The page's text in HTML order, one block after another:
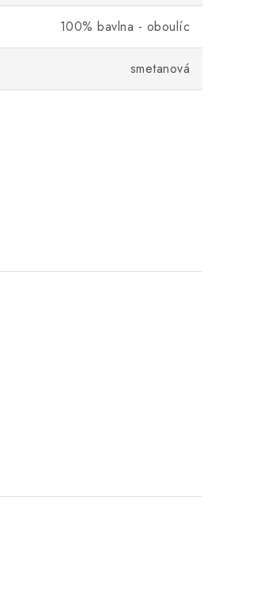
100% bavlna - oboulíc
smetanová